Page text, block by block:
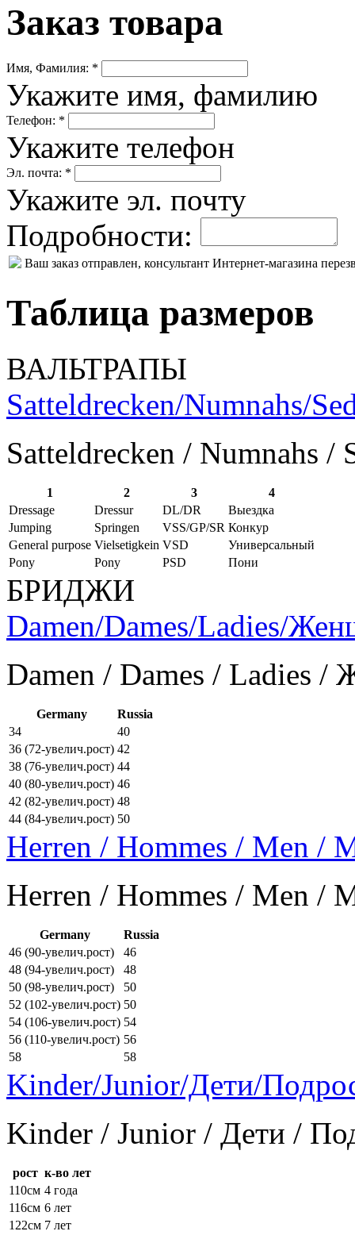
Заказ товара
Имя, Фамилия: *
Укажите имя, фамилию
Телефон: *
Укажите телефон
Эл. почта: *
Укажите эл. почту
Подробности:
Ваш заказ отправлен, консультант Интернет-магазина
Таблица размеров
ВАЛЬТРАПЫ
Satteldrecken/Numnahs/
Satteldrecken / Numnahs /
1 2 3
4
Dressage
Dressur DL/DR
Выездка
Jumping
Springen VSS/GP/SR Конкур
General purpose Vielsetigkein VSD
Универсальный
Pony
Pony PSD Пони
БРИДЖИ
Damen/Dames/Ladies/
Damen / Dames / Ladies
Germany
Russia
34
40
36 (72-увелич.рост) 42
38 (76-увелич.рост) 44
40 (80-увелич.рост) 46
42 (82-увелич.рост) 48
44 (84-увелич.рост) 50
Herren / Hommes / Men /
Herren / Hommes / Men /
Germany
Russia
46 (90-увелич.рост)
46
48 (94-увелич.рост)
48
50 (98-увелич.рост)
50
52 (102-увелич.рост) 50
54 (106-увелич.рост) 54
56 (110-увелич.рост) 56
58
58
Kinder/Junior/Дети/
Kinder / Junior / Дети /
рост к-во лет
110см 4 года
116см 6 лет
122см 7 лет